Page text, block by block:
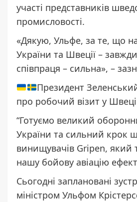
участі представників
промисловості.
«Дякую, Ульфе, за те, що
України та Швеції –
співпраця – сильна», –
Президент
про робочий візит у
“Готуємо великий
України та сильний крок
винищувачів Gripen, який
нашу бойову авіацію
Сьогодні заплановані
міністром Ульфом